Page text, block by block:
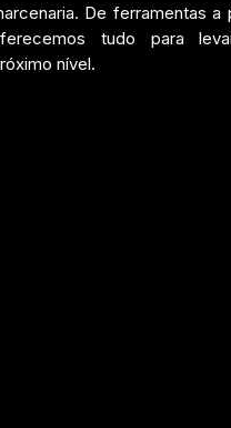
De ferramentas
tudo para
nível.